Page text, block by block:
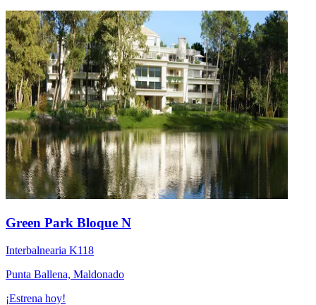
Green Park Bloque N
Interbalnearia K118
Punta Ballena, Maldonado
¡Estrena hoy!